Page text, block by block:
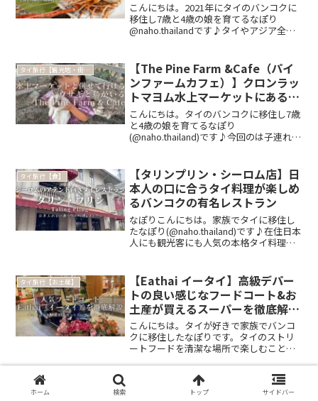
こんにちは。2021年にタイのバンコクに
移住し7歳と4歳の娘を育てるなぽり
@naho.thailandです♪タイやアジア全域
炭焼きにしてくれて食べられる、そんな
レストラ...
タイ旅行【観光地・街歩き】
【The Pine Farm &Cafe（パイ
ンファームカフェ）】クロンラッ
トマヨム水上マーケットにあるウ
サギ&鳥カフェ
こんにちは。タイのバンコクに移住し7歳
と4歳の娘を育てるなぽり
(@naho.thailand)です♪今回のは子連れバ
マーケットのすぐ隣にあるカフェThe
Pine Fa...
タイ旅行【食】
【タリンプリン・シーロム店】日
本人の口に合うタイ料理が楽しめ
るバンコクの有名レストラン
なぽりこんにちは。家族でタイに移住し
たなぽり(@naho.thailand)です♪在住日本
人にも観光客にも人気の本格タイ料理レ
手頃な価格で楽しめると、かなり有名な
お店です...
タイ旅行【お土産】
【Eathai イータイ】高級デパー
トの良い感じなフードコート&お
土産が買えるスーパーを徹底解
説！
こんにちは。タイが好きで家族でバンコ
クに移住したなぽりです。タイのストリ
ートフードを清潔な場所で楽しむことが
ガイドブックにも必ずフードコートが紹
介されていますよね。タイではどの建物
にもフードコートが入って...
ホーム 検索 トップ サイドバー